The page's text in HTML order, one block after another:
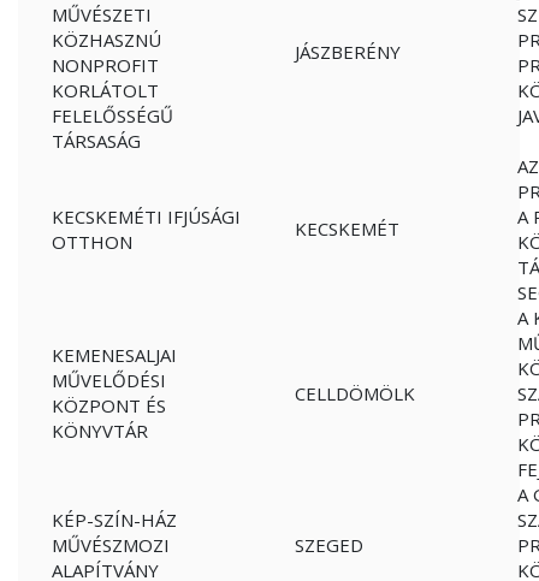
MŰVÉSZETI
KÖZHASZNÚ
NONPROFIT
KORLÁTOLT
FELELŐSSÉGŰ
TÁRSASÁG
JÁSZBERÉNY
KECSKEMÉTI IFJÚSÁGI
OTTHON
KECSKEMÉT
A
KEMENESALJAI
MŰVELŐDÉSI
KÖZPONT ÉS
KÖNYVTÁR
CELLDÖMÖLK
A
KÉP-SZÍN-HÁZ
MŰVÉSZMOZI
ALAPÍTVÁNY
SZEGED
A